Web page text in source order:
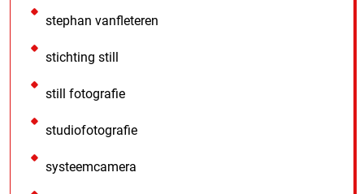
stephan vanfleteren
stichting still
still fotografie
studiofotografie
systeemcamera